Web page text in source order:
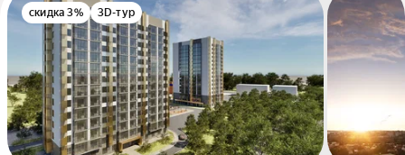
скидка 3% 3D-тур